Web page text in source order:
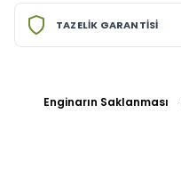
TAZELİK GARANTİSİ
Enginarın Saklanması